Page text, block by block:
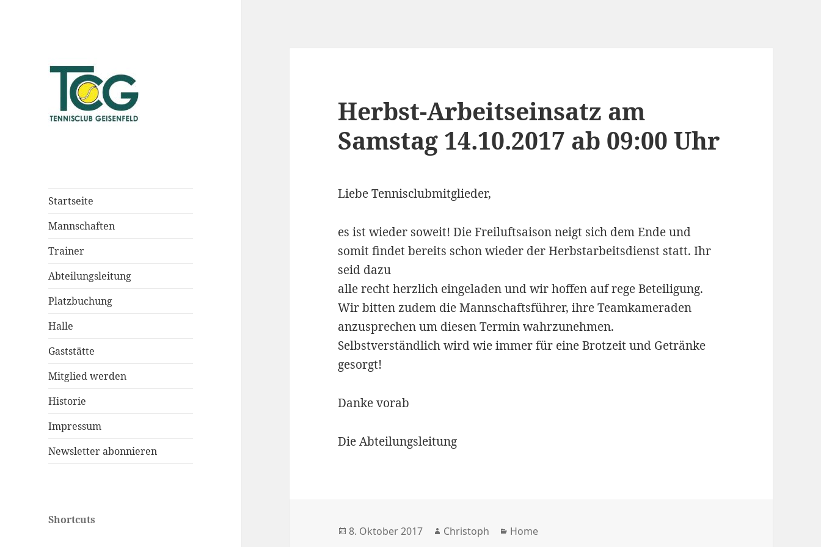
Startseite
Mannschaften
Trainer
Abteilungsleitung
Platzbuchung
Halle
Gaststätte
Mitglied werden
Historie
Impressum
Newsletter abonnieren
Shortcuts
Herbst-Arbeitseinsatz am
Samstag 14.10.2017 ab 09:00 Uhr
Liebe Tennisclubmitglieder,
es ist wieder soweit! Die Freiluftsaison neigt sich dem Ende und
somit findet bereits schon wieder der Herbstarbeitsdienst statt. Ihr
seid dazu
alle recht herzlich eingeladen und wir hoffen auf rege Beteiligung.
Wir bitten zudem die Mannschaftsführer, ihre Teamkameraden
anzusprechen um diesen Termin wahrzunehmen.
Selbstverständlich wird wie immer für eine Brotzeit und Getränke
gesorgt!
Danke vorab
Die Abteilungsleitung
Veröffentlicht
8. Oktober 2017 Autor
Christoph Kategorien
Home